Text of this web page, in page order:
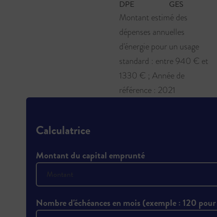
Montant estimé des
dépenses annuelles
d'énergie pour un usage
standard : entre 940 € et
1330 € ; Année de
référence : 2021
Calculatrice
Montant du capital emprunté
Nombre d'échéances en mois (exemple : 120